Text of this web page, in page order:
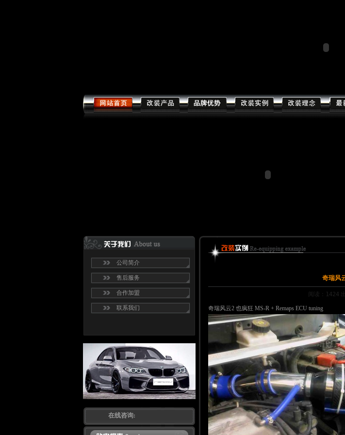
公司简介
售后服务
合作加盟
联系我们
在线咨询:
奇瑞风
阅读：1424
奇瑞风云2 也疯狂 MS-R + Remaps ECU tuning